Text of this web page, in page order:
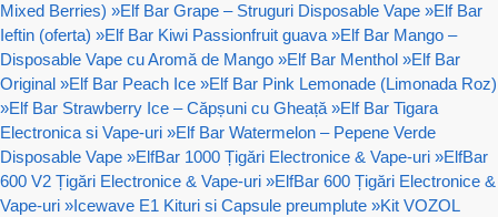
Mixed Berries) »Elf Bar Grape – Struguri Disposable Vape »Elf Bar
Ieftin (oferta) »Elf Bar Kiwi Passionfruit guava »Elf Bar Mango –
Disposable Vape cu Aromă de Mango »Elf Bar Menthol »Elf Bar
Original »Elf Bar Peach Ice »Elf Bar Pink Lemonade (Limonada Roz)
»Elf Bar Strawberry Ice – Căpșuni cu Gheață »Elf Bar Tigara
Electronica si Vape-uri »Elf Bar Watermelon – Pepene Verde
Disposable Vape »ElfBar 1000 Țigări Electronice & Vape-uri »ElfBar
600 V2 Țigări Electronice & Vape-uri »ElfBar 600 Țigări Electronice &
Vape-uri »Icewave E1 Kituri si Capsule preumplute »Kit VOZOL